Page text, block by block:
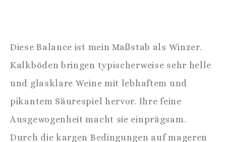
Diese Balance ist mein Maßstab als Winzer.
Kalkböden bringen typischerweise sehr helle
und glasklare Weine mit lebhaftem und
pikantem Säurespiel hervor. Ihre feine
Ausgewogenheit macht sie einprägsam.
Durch die kargen Bedingungen auf mageren